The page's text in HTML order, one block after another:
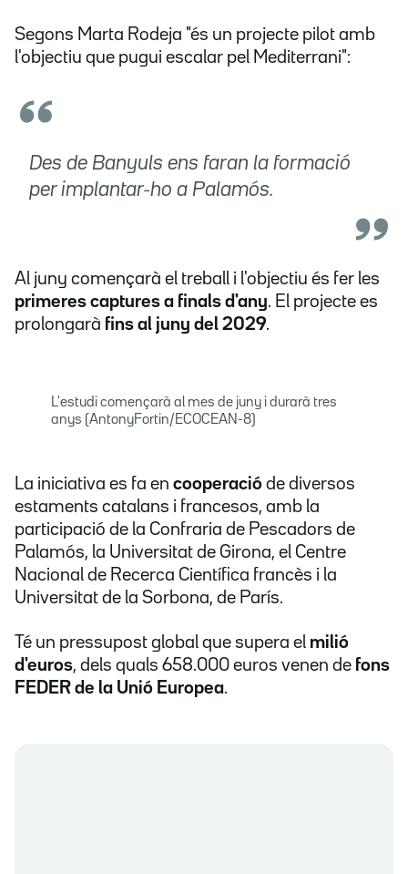
Segons Marta Rodeja "és un projecte pilot amb
l'objectiu que pugui escalar pel Mediterrani":
Des de Banyuls ens faran la formació
per implantar-ho a Palamós.
Al juny començarà el treball i l'objectiu és fer les
primeres captures a finals d'any. El projecte es
prolongarà fins al juny del 2029.
L'estudi començarà al mes de juny i durarà tres
anys (AntonyFortin/ECOCEAN-8)
La iniciativa es fa en cooperació de diversos
estaments catalans i francesos, amb la
participació de la Confraria de Pescadors de
Palamós, la Universitat de Girona, el Centre
Nacional de Recerca Científica francès i la
Universitat de la Sorbona, de París.
Té un pressupost global que supera el milió
d'euros, dels quals 658.000 euros venen de fons
FEDER de la Unió Europea.